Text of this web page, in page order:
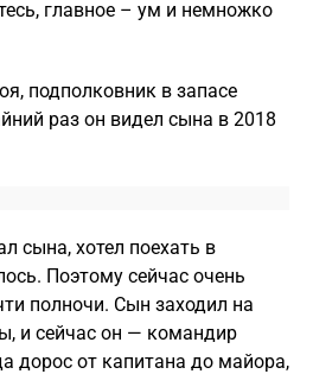
главное – ум и немножко
подполковник в запасе
раз он видел сына в 2018
сына, хотел поехать в
Поэтому сейчас очень
полночи. Сын заходил на
и сейчас он — командир
дорос от капитана до майора,